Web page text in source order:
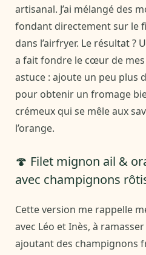
artisanal. J’ai mélangé des
fondant directement sur le
dans l’airfryer. Le résultat ?
a fait fondre le cœur de
astuce : ajoute un peu plus
pour obtenir un fromage
crémeux qui se mêle aux
l’orange.
🍄 Filet mignon ail &
avec champignons
Cette version me rappelle
avec Léo et Inès, à
ajoutant des champignons